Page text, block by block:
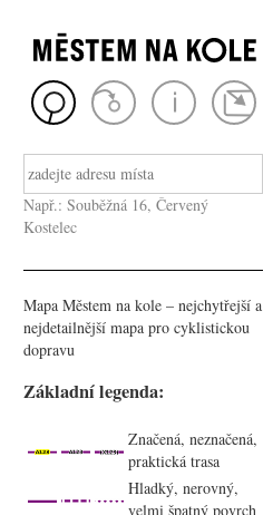
Např.: Souběžná 16, Červený
Kostelec
Mapa Městem na kole – nejchytřejší a
nejdetailnější mapa pro cyklistickou
dopravu
Základní legenda:
Značená, neznačená,
praktická trasa
Hladký, nerovný,
velmi špatný povrch